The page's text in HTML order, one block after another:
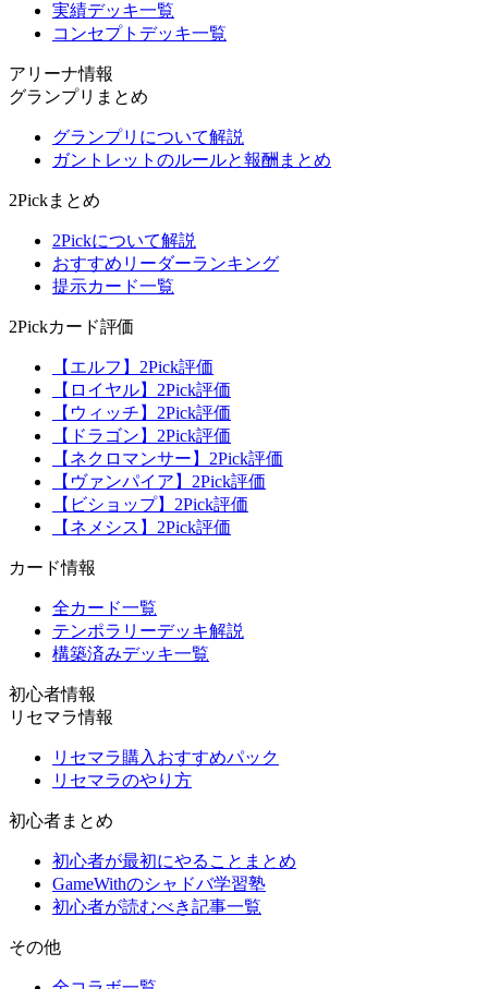
実績デッキ一覧
コンセプトデッキ一覧
アリーナ情報
グランプリまとめ
グランプリについて解説
ガントレットのルールと報酬まとめ
2Pickまとめ
2Pickについて解説
おすすめリーダーランキング
提示カード一覧
2Pickカード評価
【エルフ】2Pick評価
【ロイヤル】2Pick評価
【ウィッチ】2Pick評価
【ドラゴン】2Pick評価
【ネクロマンサー】2Pick評価
【ヴァンパイア】2Pick評価
【ビショップ】2Pick評価
【ネメシス】2Pick評価
カード情報
全カード一覧
テンポラリーデッキ解説
構築済みデッキ一覧
初心者情報
リセマラ情報
リセマラ購入おすすめパック
リセマラのやり方
初心者まとめ
初心者が最初にやることまとめ
GameWithのシャドバ学習塾
初心者が読むべき記事一覧
その他